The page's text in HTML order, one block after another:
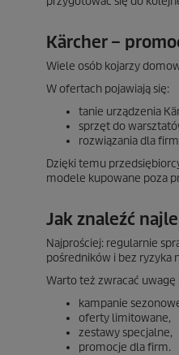
Kärcher –
Wiele osób kojarzy
W ofertach pojawiają się:
tanie urządzenia
sprzęt do
rozwiązania dla
Dzięki temu
modele kupowane poza
Jak znaleźć
Najprościej: regularnie
pośredników i bez ryzyka
Warto też zwracać uwagę
kampanie
oferty limitowane,
zestawy specjalne,
promocje dla firm.